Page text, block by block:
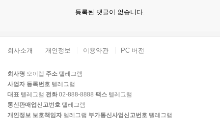
등록된 댓글이 없습니다.
회사소개 개인정보 이용약관 PC 버전
회사명 오이렙 주소 텔레그램
사업자 등록번호 텔레그램
대표 텔레그램 전화 02-888-8888 팩스 텔레그램
통신판매업신고번호 텔레그램
개인정보 보호책임자 텔레그램 부가통신사업신고번호 텔레그램